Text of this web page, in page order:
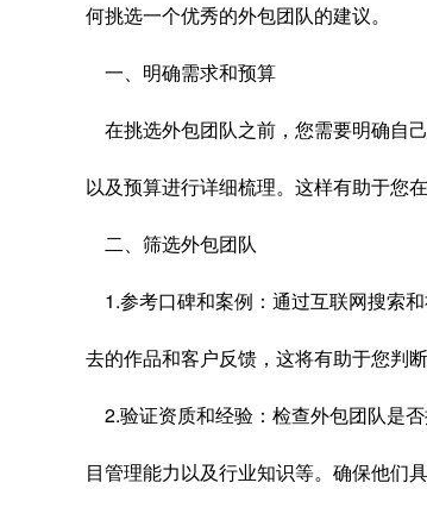
何挑选一个优秀的外包团队的建议。
一、明确需求和预算
在挑选外包团队之前，您需要明确自
以及预算进行详细梳理。这样有助于您
二、筛选外包团队
1.参考口碑和案例：通过互联网搜索
去的作品和客户反馈，这将有助于您判
2.验证资质和经验：检查外包团队是
目管理能力以及行业知识等。确保他们